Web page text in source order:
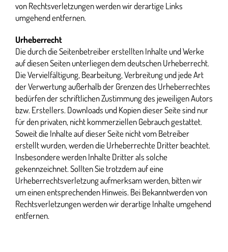
von Rechtsverletzungen werden wir derartige Links
umgehend entfernen.
Urheberrecht
Die durch die Seitenbetreiber erstellten Inhalte und Werke
auf diesen Seiten unterliegen dem deutschen Urheberrecht.
Die Vervielfältigung, Bearbeitung, Verbreitung und jede Art
der Verwertung außerhalb der Grenzen des Urheberrechtes
bedürfen der schriftlichen Zustimmung des jeweiligen Autors
bzw. Erstellers. Downloads und Kopien dieser Seite sind nur
für den privaten, nicht kommerziellen Gebrauch gestattet.
Soweit die Inhalte auf dieser Seite nicht vom Betreiber
erstellt wurden, werden die Urheberrechte Dritter beachtet.
Insbesondere werden Inhalte Dritter als solche
gekennzeichnet. Sollten Sie trotzdem auf eine
Urheberrechtsverletzung aufmerksam werden, bitten wir
um einen entsprechenden Hinweis. Bei Bekanntwerden von
Rechtsverletzungen werden wir derartige Inhalte umgehend
entfernen.